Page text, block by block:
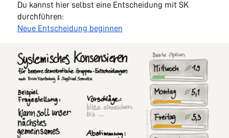
Du kannst hier selbst eine Entscheidung mit SK
durchführen:
Neue Entscheidung beginnen